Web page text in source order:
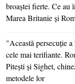
broaştei fierte. Ce au
Marea Britanie şi
"Această persecuţie
cele mai terifiante.
Piteşti şi Sighet,
metodele lor